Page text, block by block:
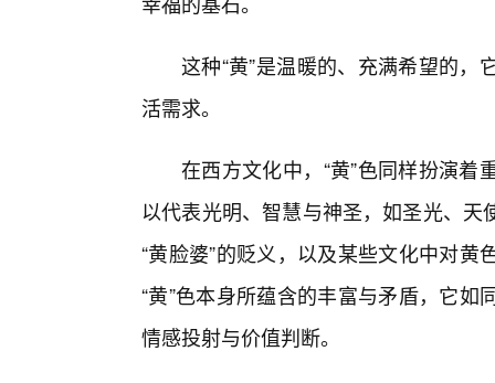
这种“黄”是温暖的、充满希望的
活需求。
在西方文化中，“黄”色同样扮演
以代表光明、智慧与神圣，如圣光、
“黄脸婆”的贬义，以及某些文化中对
“黄”色本身所蕴含的丰富与矛盾，它
情感投射与价值判断。